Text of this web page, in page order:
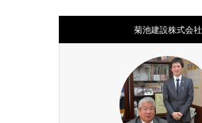
菊池建設株式会社